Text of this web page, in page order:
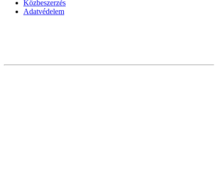
Közbeszerzés
Adatvédelem